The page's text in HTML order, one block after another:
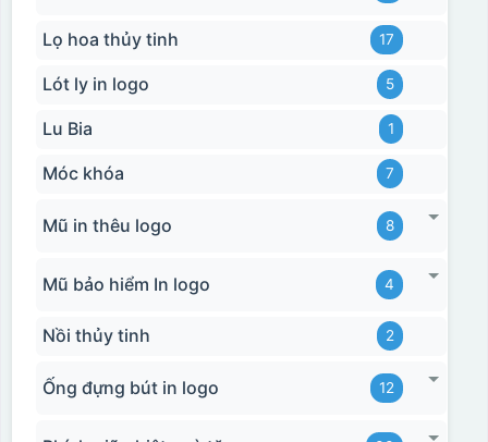
Lọ hoa thủy tinh 17
Lót ly in logo 5
Lu Bia 1
Móc khóa 7
Mũ in thêu logo 8
Mũ bảo hiểm In logo 4
Nồi thủy tinh 2
Ống đựng bút in logo 12